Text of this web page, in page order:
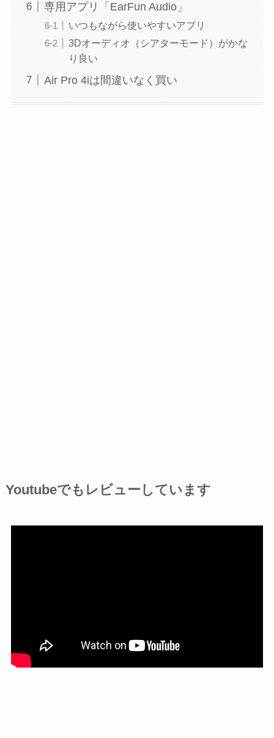
専用アプリ「EarFun Audio」
いつもながら使いやすいアプリ
3Dオーディオ（シアターモード）がかな
り良い
Air Pro 4iは間違いなく買い
Youtubeでもレビューしています